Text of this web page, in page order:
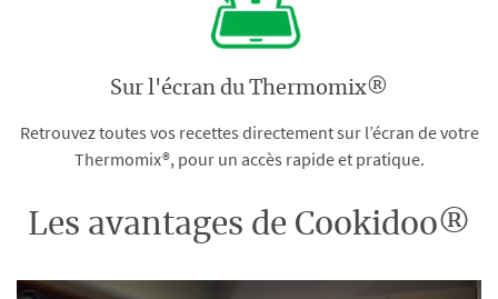
Sur l'écran du Thermomix®
Retrouvez toutes vos recettes directement sur l’écran de votre
Thermomix®, pour un accès rapide et pratique.
Les avantages de Cookidoo®